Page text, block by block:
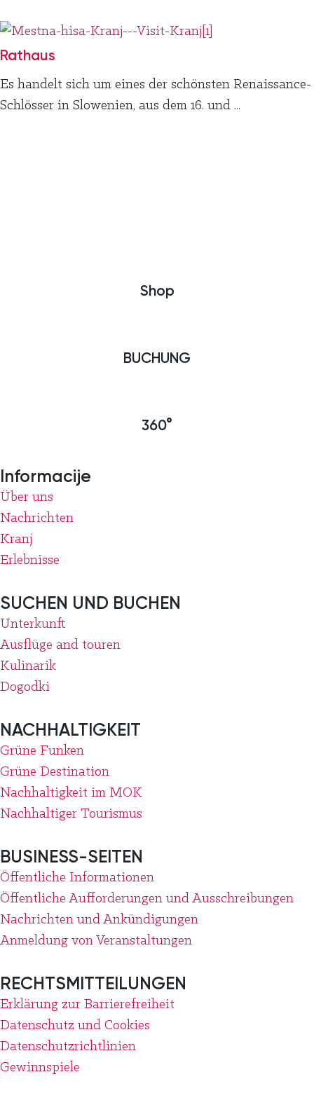
Rathaus
Es handelt sich um eines der schönsten Renaissance-
Schlösser in Slowenien, aus dem 16. und ...
Shop
BUCHUNG
360°
Informacije
Über uns
Nachrichten
Kranj
Erlebnisse
SUCHEN UND BUCHEN
Unterkunft
Ausflüge and touren
Kulinarik
Dogodki
NACHHALTIGKEIT
Grüne Funken
Grüne Destination
Nachhaltigkeit im MOK
Nachhaltiger Tourismus
BUSINESS-SEITEN
Öffentliche Informationen
Öffentliche Aufforderungen und Ausschreibungen
Nachrichten und Ankündigungen
Anmeldung von Veranstaltungen
RECHTSMITTEILUNGEN
Erklärung zur Barrierefreiheit
Datenschutz und Cookies
Datenschutzrichtlinien
Gewinnspiele